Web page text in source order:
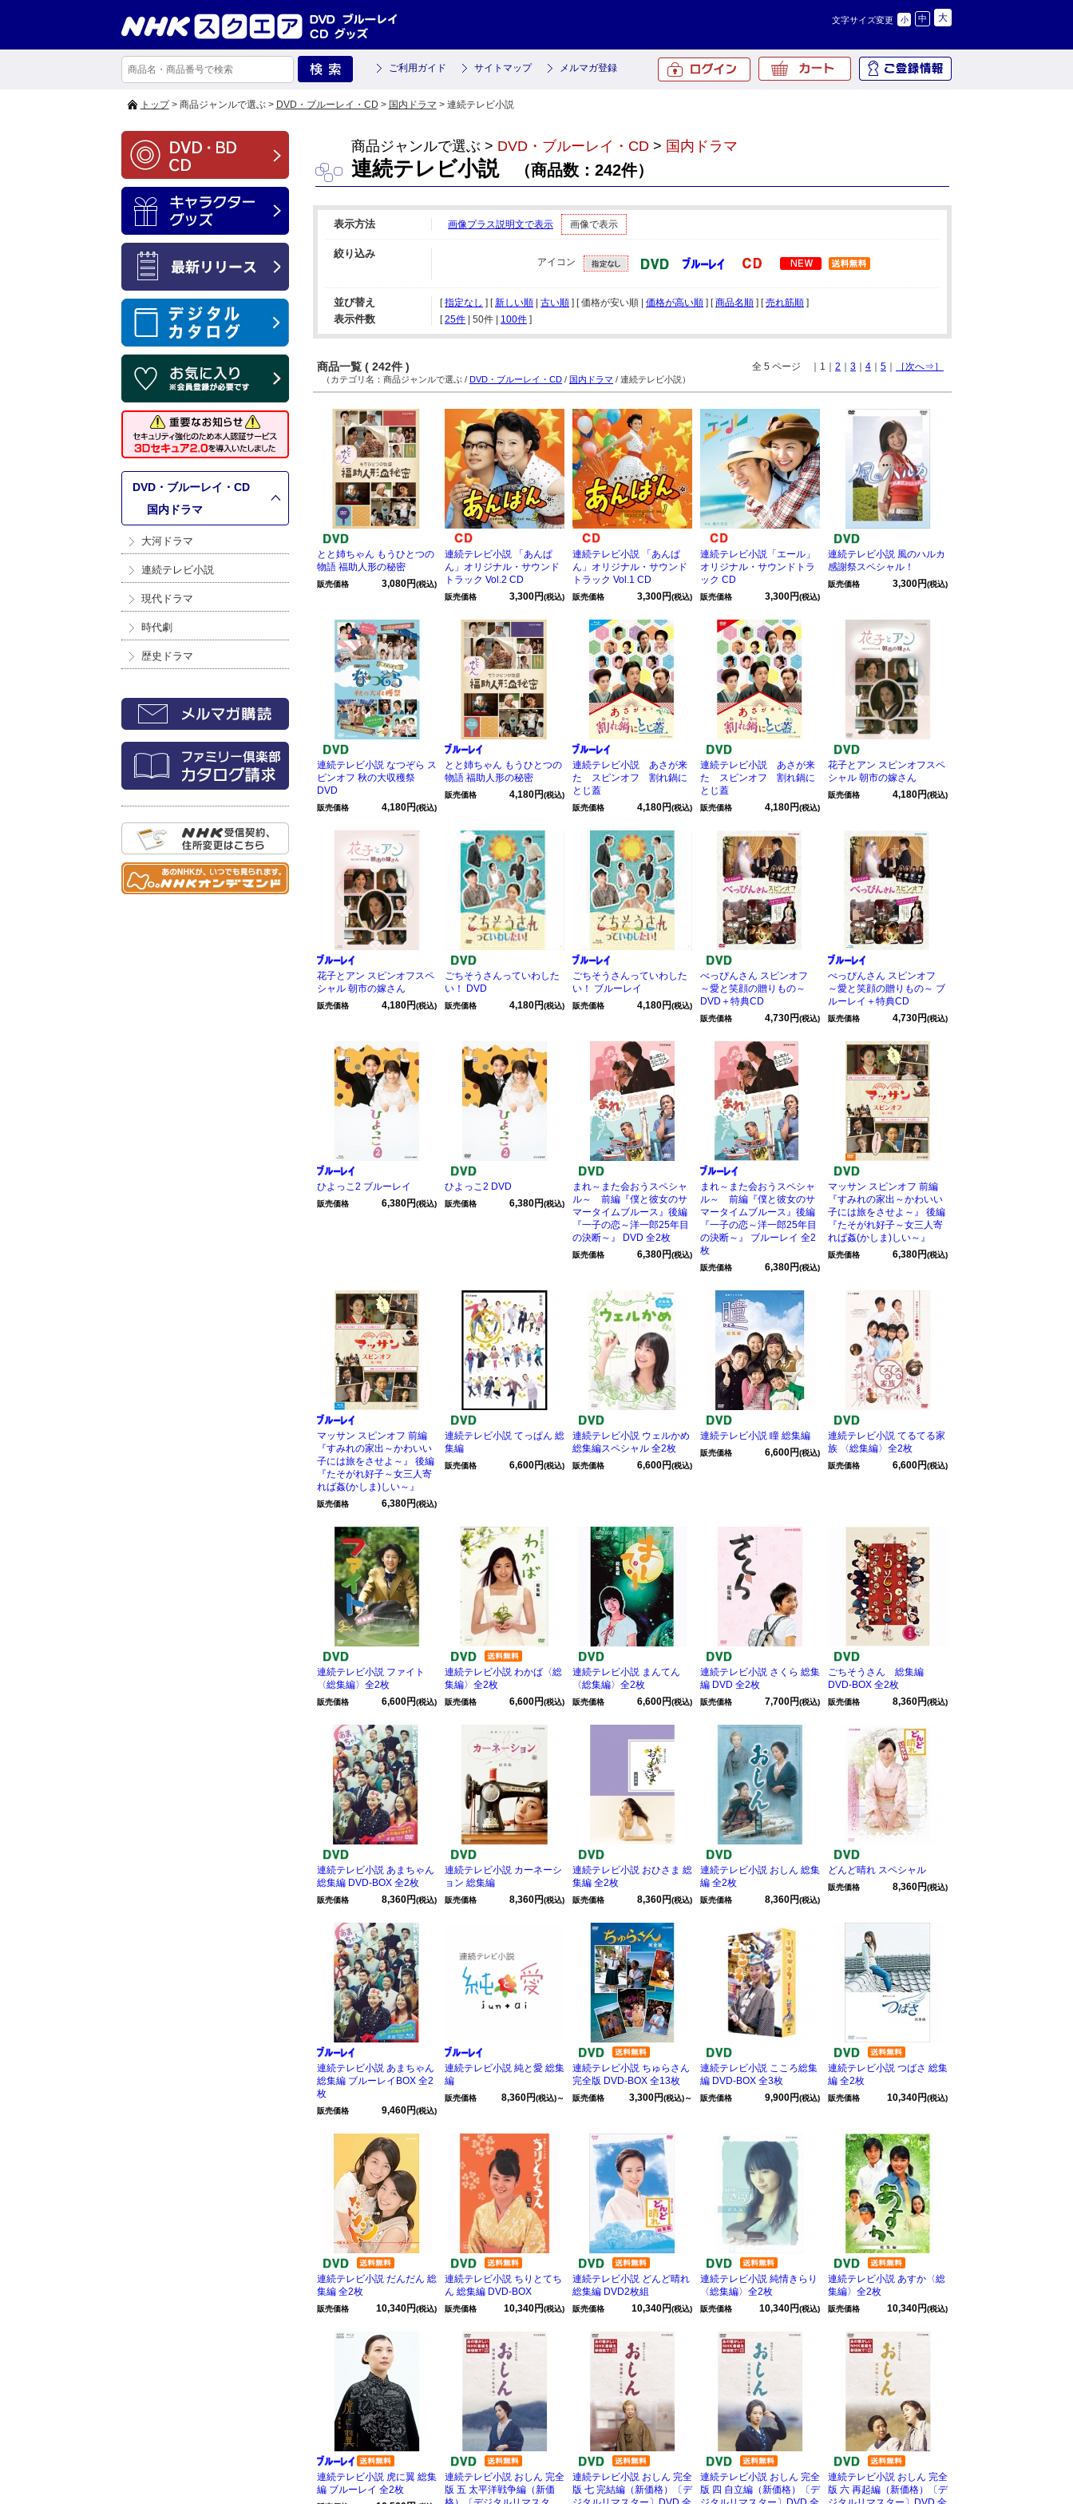
文字サイズ変更 小 中 大
ご利用ガイド サイトマップ メルマガ登録
トップ> 商品ジャンルで選ぶ > DVD・ブルーレイ・CD > 国内ドラマ > 連続テレビ小説
DVD・ブルーレイ・CD
国内ドラマ
大河ドラマ
連続テレビ小説
現代ドラマ
時代劇
歴史ドラマ
商品ジャンルで選ぶ > DVD・ブルーレイ・CD > 国内ドラマ
連続テレビ小説（商品数：242件）
表示方法 画像プラス説明文で表示 画像で表示
絞り込み
アイコン
並び替え [指定なし ] [新しい順 古い順 ] [ 価格が安い順 | 価格が高い順 ] [商品名順 ] [売れ筋順 ]
表示件数 [ 25件 50件 100件 ]
商品一覧 ( 242件 ) 全 5 ページ ｜1｜ 2 3 4 5 ［次へ⇒］
（カテゴリ名：商品ジャンルで選ぶ / DVD・ブルーレイ・CD / 国内ドラマ / 連続テレビ小説）
とと姉ちゃん もうひとつの
物語 福助人形の秘密
販売価格 3,080円(税込)
連続テレビ小説 「あんぱ
ん」オリジナル・サウンド
トラック Vol.2 CD
販売価格 3,300円(税込)
連続テレビ小説 「あんぱ
ん」オリジナル・サウンド
トラック Vol.1 CD
販売価格 3,300円(税込)
連続テレビ小説「エール」
オリジナル・サウンドトラ
ック CD
販売価格 3,300円(税込)
連続テレビ小説 風のハルカ
感謝祭スペシャル！
販売価格 3,300円(税込)
連続テレビ小説 なつぞら ス
ピンオフ 秋の大収穫祭
DVD
販売価格 4,180円(税込)
とと姉ちゃん もうひとつの
物語 福助人形の秘密
販売価格 4,180円(税込)
連続テレビ小説 あさが来
た スピンオフ 割れ鍋に
とじ蓋
販売価格 4,180円(税込)
連続テレビ小説 あさが来
た スピンオフ 割れ鍋に
とじ蓋
販売価格 4,180円(税込)
花子とアン スピンオフスペ
シャル 朝市の嫁さん
販売価格 4,180円(税込)
花子とアン スピンオフスペ
シャル 朝市の嫁さん
販売価格 4,180円(税込)
ごちそうさんっていわした
い！ DVD
販売価格 4,180円(税込)
ごちそうさんっていわした
い！ ブルーレイ
販売価格 4,180円(税込)
べっぴんさん スピンオフ
～愛と笑顔の贈りもの～
DVD＋特典CD
販売価格 4,730円(税込)
べっぴんさん スピンオフ
～愛と笑顔の贈りもの～ ブ
ルーレイ＋特典CD
販売価格 4,730円(税込)
ひよっこ2 ブルーレイ
販売価格 6,380円(税込)
ひよっこ2 DVD
販売価格 6,380円(税込)
まれ～また会おうスペシャ
ル～ 前編『僕と彼女のサ
マータイムブルース』後編
『一子の恋～洋一郎25年目
の決断～』 DVD 全2枚
販売価格 6,380円(税込)
まれ～また会おうスペシャ
ル～ 前編『僕と彼女のサ
マータイムブルース』後編
『一子の恋～洋一郎25年目
の決断～』 ブルーレイ 全2
枚
販売価格 6,380円(税込)
マッサン スピンオフ 前編
『すみれの家出～かわいい
子には旅をさせよ～』 後編
『たそがれ好子～女三人寄
れば姦(かしま)しい～』
販売価格 6,380円(税込)
マッサン スピンオフ 前編
『すみれの家出～かわいい
子には旅をさせよ～』 後編
『たそがれ好子～女三人寄
れば姦(かしま)しい～』
販売価格 6,380円(税込)
連続テレビ小説 てっぱん 総
集編
販売価格 6,600円(税込)
連続テレビ小説 ウェルかめ
総集編スペシャル 全2枚
販売価格 6,600円(税込)
連続テレビ小説 瞳 総集編
販売価格 6,600円(税込)
連続テレビ小説 てるてる家
族 〈総集編〉全2枚
販売価格 6,600円(税込)
連続テレビ小説 ファイト
〈総集編〉全2枚
販売価格 6,600円(税込)
連続テレビ小説 わかば〈総
集編〉全2枚
販売価格 6,600円(税込)
連続テレビ小説 まんてん
〈総集編〉全2枚
販売価格 6,600円(税込)
連続テレビ小説 さくら 総集
編 DVD 全2枚
販売価格 7,700円(税込)
ごちそうさん 総集編
DVD-BOX 全2枚
販売価格 8,360円(税込)
連続テレビ小説 あまちゃん
総集編 DVD-BOX 全2枚
販売価格 8,360円(税込)
連続テレビ小説 カーネーシ
ョン 総集編
販売価格 8,360円(税込)
連続テレビ小説 おひさま 総
集編 全2枚
販売価格 8,360円(税込)
連続テレビ小説 おしん 総集
編 全2枚
販売価格 8,360円(税込)
どんど晴れ スペシャル
販売価格 8,360円(税込)
連続テレビ小説 あまちゃん
総集編 ブルーレイBOX 全2
枚
販売価格 9,460円(税込)
連続テレビ小説 純と愛 総集
編
販売価格 8,360円(税込)～
連続テレビ小説 ちゅらさん
完全版 DVD-BOX 全13枚
販売価格 3,300円(税込)～
連続テレビ小説 こころ総集
編 DVD-BOX 全3枚
販売価格 9,900円(税込)
連続テレビ小説 つばさ 総集
編 全2枚
販売価格 10,340円(税込)
連続テレビ小説 だんだん 総
集編 全2枚
販売価格 10,340円(税込)
連続テレビ小説 ちりとてち
ん 総集編 DVD-BOX
販売価格 10,340円(税込)
連続テレビ小説 どんど晴れ
総集編 DVD2枚組
販売価格 10,340円(税込)
連続テレビ小説 純情きらり
〈総集編〉全2枚
販売価格 10,340円(税込)
連続テレビ小説 あすか〈総
集編〉全2枚
販売価格 10,340円(税込)
連続テレビ小説 虎に翼 総集
編 ブルーレイ 全2枚
連続テレビ小説 おしん 完全
版 五 太平洋戦争編（新価
連続テレビ小説 おしん 完全
版 七 完結編（新価格）〔デ
連続テレビ小説 おしん 完全
版 四 自立編（新価格）〔デ
連続テレビ小説 おしん 完全
版 六 再起編（新価格）〔デ